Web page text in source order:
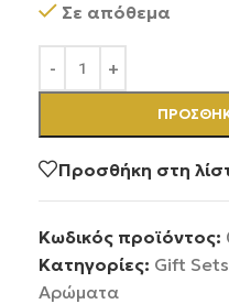
Σε απόθεμα
Προσθήκη στη
Κωδικός προϊόντος:
Κατηγορίες: Gift
Αρώματα